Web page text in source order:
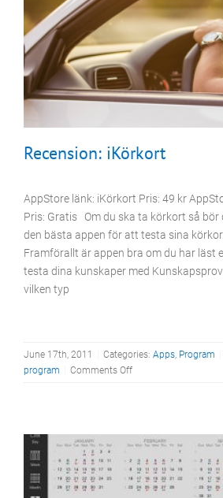
Apps Program
Recension: iKörkort
AppStore länk: iKörkort Pris: 49 kr
Pris: Gratis Om du ska ta körkort så bör
den bästa appen för att testa sina
Framförallt är appen bra om du har läst
testa dina kunskaper med
vilken typ
June 17th, 2011 Categories: Apps Program
program
Comments Offon